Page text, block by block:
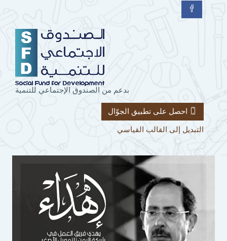
بدعم من الصندوق الإجتماعي للتنمية
احصل على تطبيق الجوّال
التبديل إلى القالب القياسي